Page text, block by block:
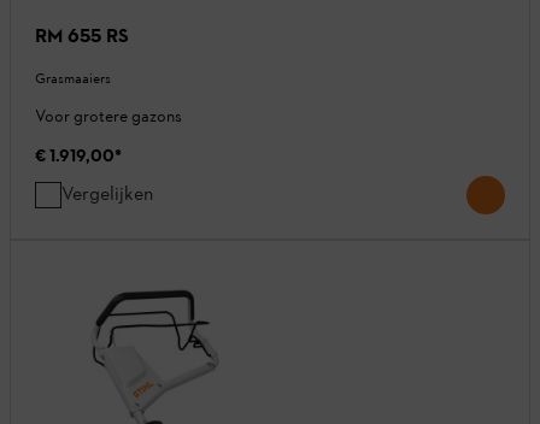
RM 655 RS
Grasmaaiers
Voor grotere gazons
€ 1.919,00*
Vergelijken